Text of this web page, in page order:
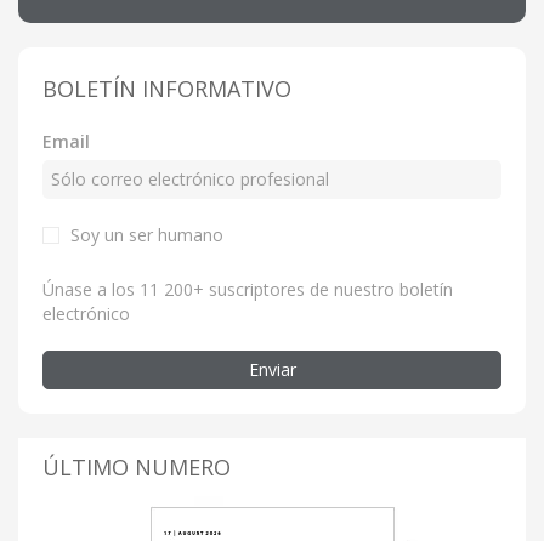
BOLETÍN INFORMATIVO
Email
Soy un ser humano
Únase a los 11 200+ suscriptores de nuestro boletín
electrónico
Enviar
ÚLTIMO NUMERO